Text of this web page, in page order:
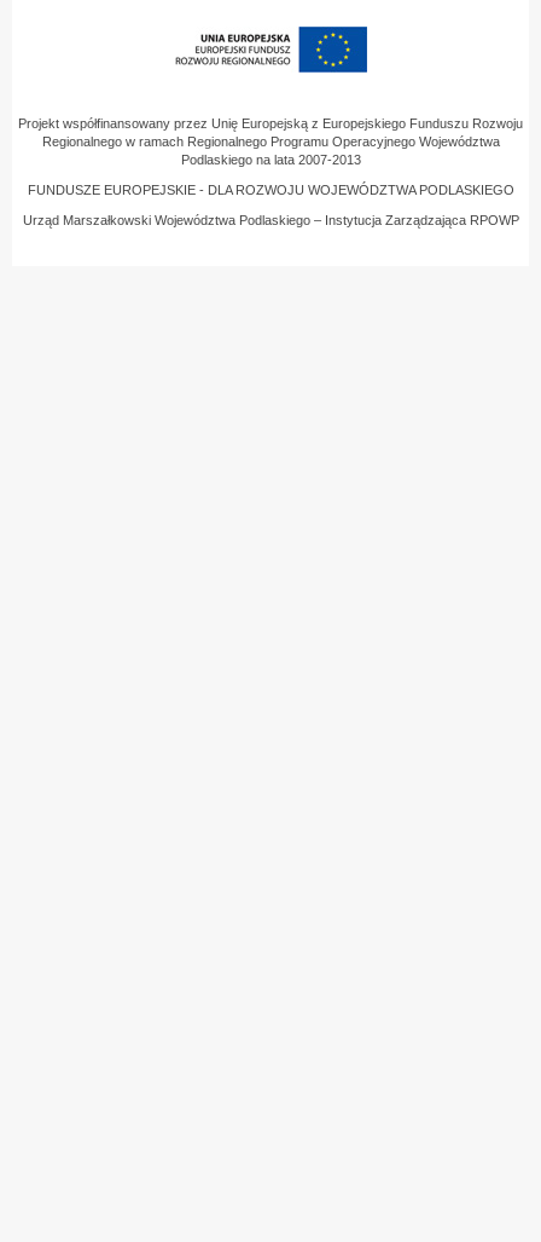
Projekt współfinansowany przez Unię Europejską z Europejskiego Funduszu Rozwoju
Regionalnego w ramach Regionalnego Programu Operacyjnego Województwa
Podlaskiego na lata 2007-2013
FUNDUSZE EUROPEJSKIE - DLA ROZWOJU WOJEWÓDZTWA PODLASKIEGO
Urząd Marszałkowski Województwa Podlaskiego – Instytucja Zarządzająca RPOWP